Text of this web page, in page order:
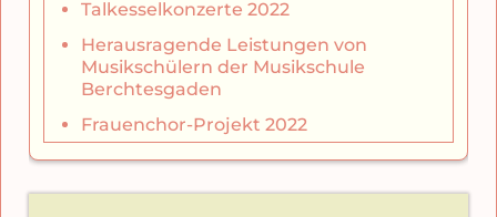
Talkesselkonzerte 2022
Herausragende Leistungen von
Musikschülern der Musikschule
Berchtesgaden
Frauenchor-Projekt 2022